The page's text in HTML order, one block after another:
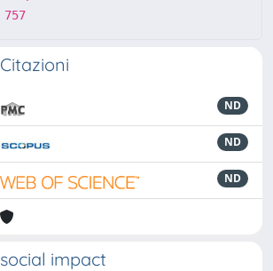
757
Citazioni
ND
ND
ND
social impact